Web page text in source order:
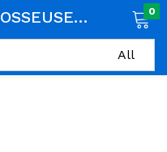
ETNOS SANTE OSSEUSE 30 COMPRIMES 0